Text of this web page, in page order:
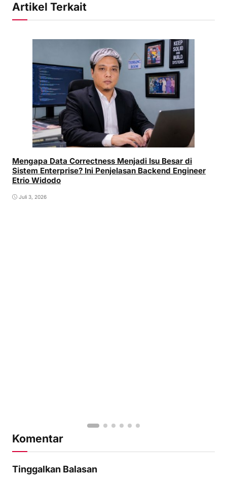
Artikel Terkait
Mengapa Data Correctness Menjadi Isu Besar di
Sistem Enterprise? Ini Penjelasan Backend Engineer
Etrio Widodo
Juli 3, 2026
Komentar
Tinggalkan Balasan